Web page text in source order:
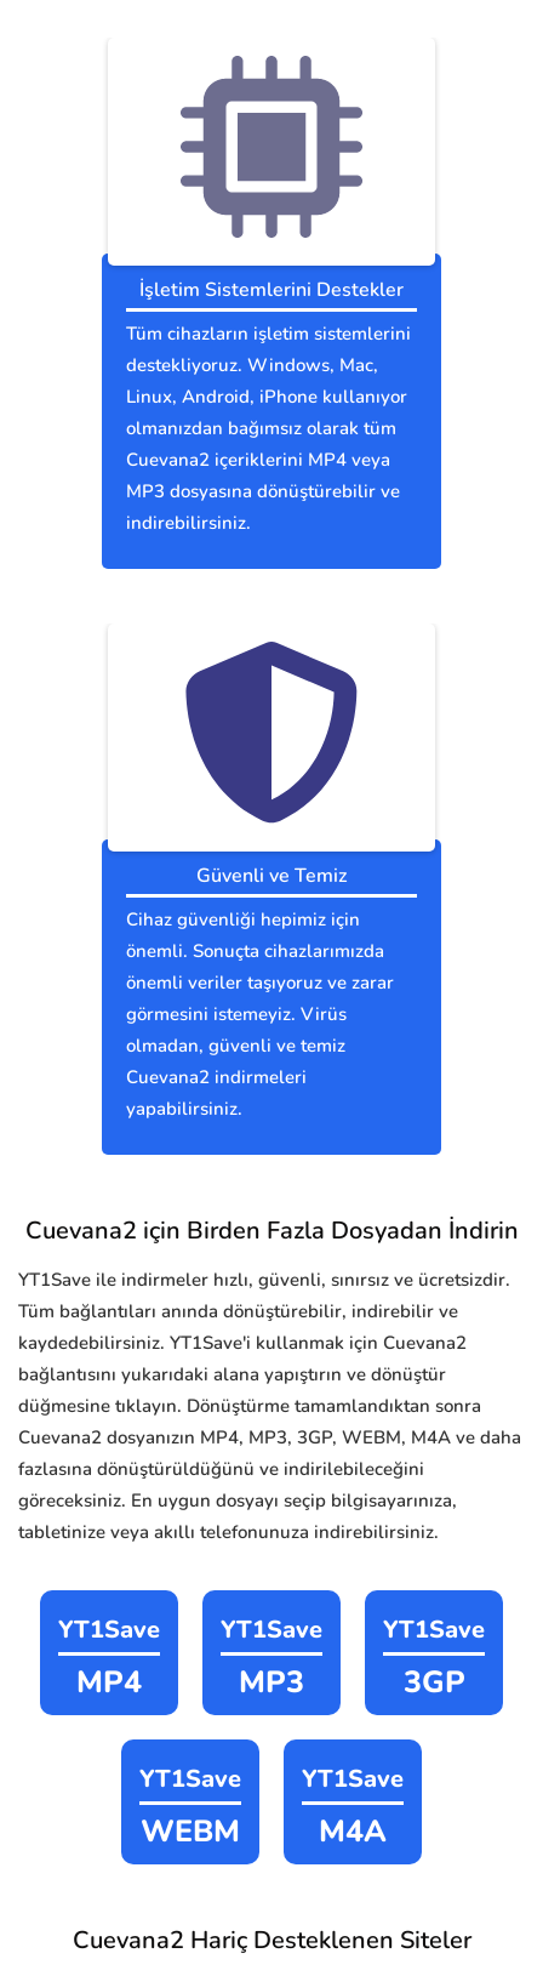
İşletim Sistemlerini Destekler
Tüm cihazların işletim sistemlerini
destekliyoruz. Windows, Mac,
Linux, Android, iPhone kullanıyor
olmanızdan bağımsız olarak tüm
Cuevana2 içeriklerini MP4 veya
MP3 dosyasına dönüştürebilir ve
indirebilirsiniz.
Güvenli ve Temiz
Cihaz güvenliği hepimiz için
önemli. Sonuçta cihazlarımızda
önemli veriler taşıyoruz ve zarar
görmesini istemeyiz. Virüs
olmadan, güvenli ve temiz
Cuevana2 indirmeleri
yapabilirsiniz.
Cuevana2 için Birden Fazla Dosyadan İndirin
YT1Save ile indirmeler hızlı, güvenli, sınırsız ve ücretsizdir.
Tüm bağlantıları anında dönüştürebilir, indirebilir ve
kaydedebilirsiniz. YT1Save'i kullanmak için Cuevana2
bağlantısını yukarıdaki alana yapıştırın ve dönüştür
düğmesine tıklayın. Dönüştürme tamamlandıktan sonra
Cuevana2 dosyanızın MP4, MP3, 3GP, WEBM, M4A ve daha
fazlasına dönüştürüldüğünü ve indirilebileceğini
göreceksiniz. En uygun dosyayı seçip bilgisayarınıza,
tabletinize veya akıllı telefonunuza indirebilirsiniz.
YT1Save
MP4
YT1Save
MP3
YT1Save
3GP
YT1Save
WEBM
YT1Save
M4A
Cuevana2 Hariç Desteklenen Siteler